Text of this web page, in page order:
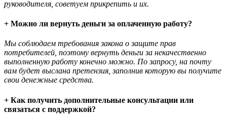
руководителя, советуем прикрепить и их.
+ Можно ли вернуть деньги за оплаченную работу?
Мы соблюдаем требования закона о защите прав
потребителей, поэтому вернуть деньги за некачественно
выполненную работу конечно можно. По запросу, на почту
вам будет выслана претензия, заполнив которую вы получите
свои денежные средства.
+ Как получить дополнительные консультации или
связаться с поддержкой?